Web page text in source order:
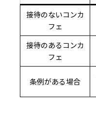
接待のないコンカ
フェ
接待のあるコンカ
フェ
条例がある場合